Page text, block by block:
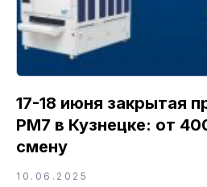
17-18 июня закрытая
PM7 в Кузнецке: от
смену
10.06.2025